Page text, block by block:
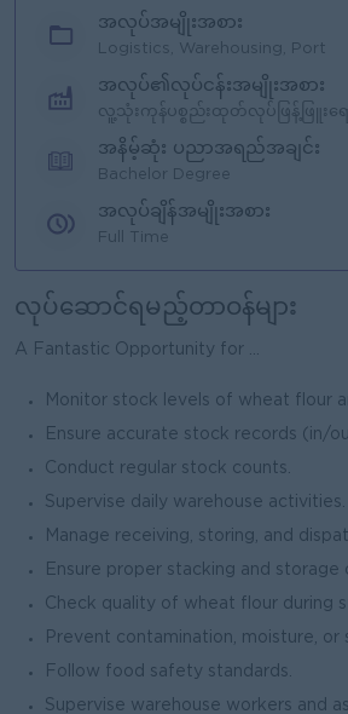
အလုပ်အမျိုးအစား
Logistics, Warehousing, Port
အလုပ်၏လုပ်ငန်းအမျိုးအစား
လူ့သုံးကုန်ပစ္စည်းထုတ်လုပ်ဖြန့်ဖြူးရော
အနိမ့်ဆုံး ပညာအရည်အချင်း
Bachelor Degree
အလုပ်ချိန်အမျိုးအစား
Full Time
လုပ်ဆောင်ရမည့်တာဝန်များ
A Fantastic Opportunity for ...
Monitor stock levels of wheat flour
Ensure accurate stock records (in/
Conduct regular stock counts.
Supervise daily warehouse activities.
Manage receiving, storing, and
Ensure proper stacking and storage
Check quality of wheat flour during
Prevent contamination, moisture, or
Follow food safety standards.
Supervise warehouse workers and